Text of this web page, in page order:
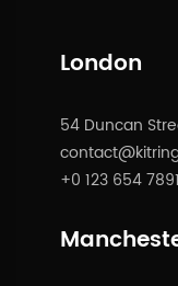
London
54 Duncan
+0 123 654